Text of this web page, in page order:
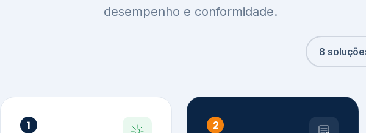
desempenho e conformidade.
8
1 2